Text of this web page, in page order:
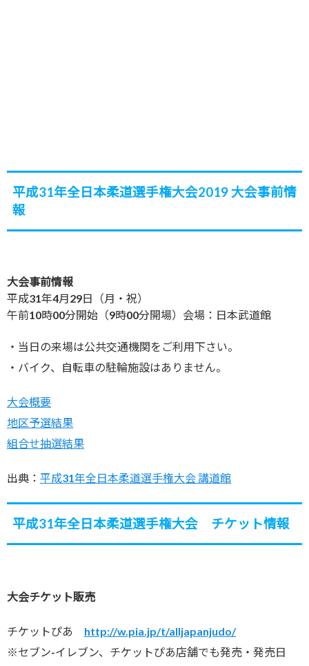
平成31年全日本柔道選手権大会2019 大会事前情
報
大会事前情報
平成31年4月29日（月・祝）
午前10時00分開始（9時00分開場）会場：日本武道館
・当日の来場は公共交通機関をご利用下さい。
・バイク、自転車の駐輪施設はありません。
大会概要
地区予選結果
組合せ抽選結果
出典： 平成31年全日本柔道選手権大会 講道館
平成31年全日本柔道選手権大会 チケット情報
大会チケット販売
チケットぴあ http://w.pia.jp/t/alljapanjudo/
※セブン-イレブン、チケットぴあ店舗でも発売・発売日